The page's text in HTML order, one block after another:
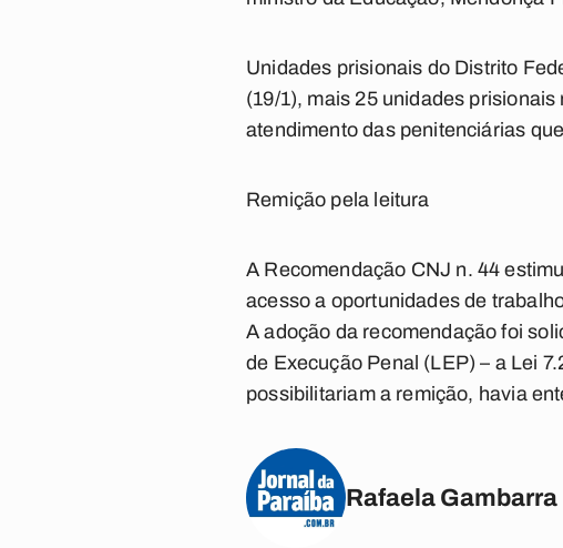
Unidades prisionais do Distrito
(19/1), mais 25 unidades
atendimento das penitenciárias
Remição pela leitura
A Recomendação CNJ n. 44
acesso a oportunidades de
A adoção da recomendação foi
de Execução Penal (LEP) – a Lei
possibilitariam a remição, havia
Rafaela Gambarra